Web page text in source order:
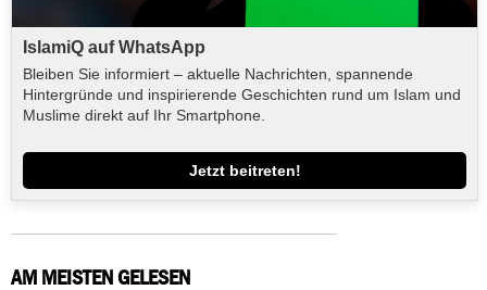
IslamiQ auf WhatsApp
Bleiben Sie informiert – aktuelle Nachrichten, spannende
Hintergründe und inspirierende Geschichten rund um Islam und
Muslime direkt auf Ihr Smartphone.
Jetzt beitreten!
AM MEISTEN GELESEN